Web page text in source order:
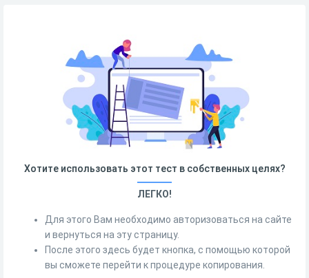
Хотите использовать этот тест в собственных целях?
ЛЕГКО!
Для этого Вам необходимо авторизоваться на сайте
и вернуться на эту страницу.
После этого здесь будет кнопка, с помощью которой
вы сможете перейти к процедуре копирования.